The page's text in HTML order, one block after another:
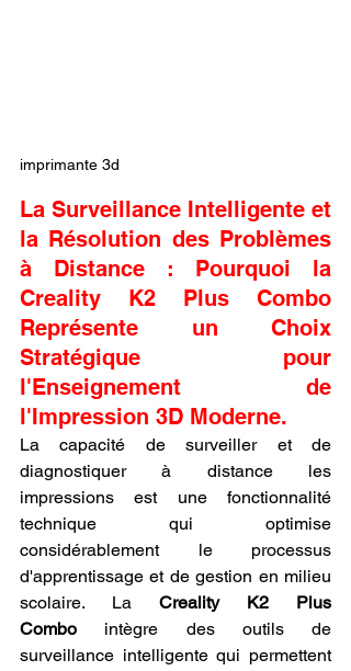
imprimante 3d
La Surveillance Intelligente et
la Résolution des Problèmes
à Distance : Pourquoi la
Creality K2 Plus Combo
Représente un Choix
Stratégique pour
l'Enseignement de
l'Impression 3D Moderne.
La capacité de surveiller et de
diagnostiquer à distance les
impressions est une fonctionnalité
technique qui optimise
considérablement le processus
d'apprentissage et de gestion en milieu
scolaire. La Creality K2 Plus
Combo intègre des outils de
surveillance intelligente qui permettent